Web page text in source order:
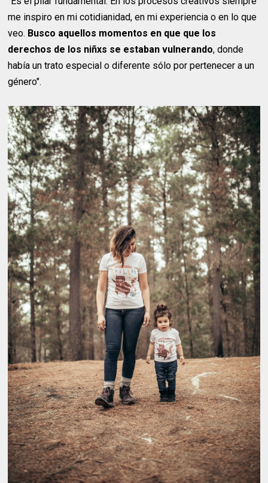
me inspiro en mi cotidianidad, en mi experiencia o en lo que
veo. Busco aquellos momentos en que que los
derechos de los niñxs se estaban vulnerando, donde
había un trato especial o diferente sólo por pertenecer a un
género".